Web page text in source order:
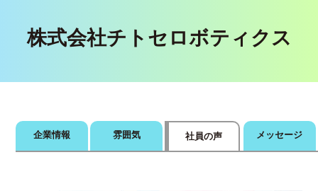
株式会社チトセロボティクス
企業情報 雰囲気 社員の声 メッセージ